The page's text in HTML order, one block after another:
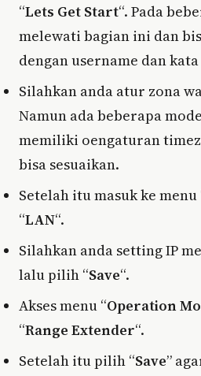
“Lets Get Start“. Pada
melewati bagian ini dan
dengan username dan
Silahkan anda atur zona
Namun ada beberapa
memiliki oengaturan
bisa sesuaikan.
Setelah itu masuk ke menu
“LAN“.
Silahkan anda setting IP
lalu pilih “Save“.
Akses menu “Operation
“Range Extender“.
Setelah itu pilih “Save”